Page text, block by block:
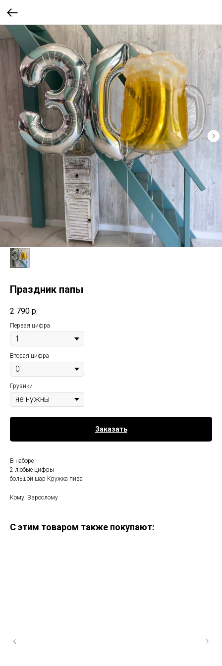
Праздник папы
2 790 р.
Первая цифра
Вторая цифра
Грузики
Заказать
В наборе
2 любые цифры
большой шар Кружка пива
Кому: Взрослому
С этим товаром также покупают: